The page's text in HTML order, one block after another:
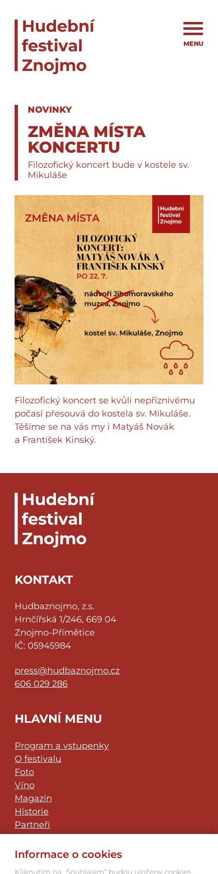
MENU
NOVINKY
ZMĚNA MÍSTA
KONCERTU
Filozofický koncert bude v kostele sv.
Mikuláše
Filozofický koncert se kvůli nepříznivému
počasí přesouvá do kostela sv. Mikuláše.
Těšíme se na vás my i Matyáš Novák
a František Kinský.
KONTAKT
Hudbaznojmo, z.s.
Hrnčířská 1/246, 669 04
Znojmo-Přímětice
IČ: 05945984
press@hudbaznojmo.cz
606 029 286
HLAVNÍ MENU
Program a vstupenky
O festivalu
Foto
Víno
Magazín
Historie
Partneři
JazzFest Znojmo
Informace o cookies
Kliknutím na „Souhlasím“ budou uloženy cookies